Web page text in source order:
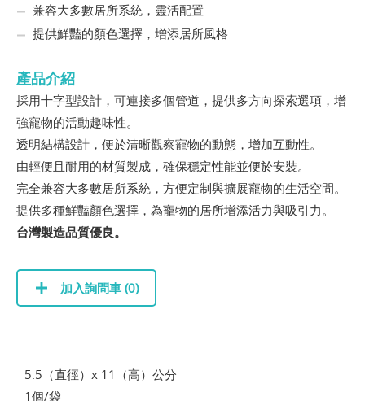
兼容大多數居所系統，靈活配置
提供鮮豔的顏色選擇，增添居所風格
產品介紹
採用十字型設計，可連接多個管道，提供多方向探索選項，增
強寵物的活動趣味性。
透明結構設計，便於清晰觀察寵物的動態，增加互動性。
由輕便且耐用的材質製成，確保穩定性能並便於安裝。
完全兼容大多數居所系統，方便定制與擴展寵物的生活空間。
提供多種鮮豔顏色選擇，為寵物的居所增添活力與吸引力。
台灣製造品質優良。
加入詢問車 (0)
5.5（直徑）x 11（高）公分
1個/袋